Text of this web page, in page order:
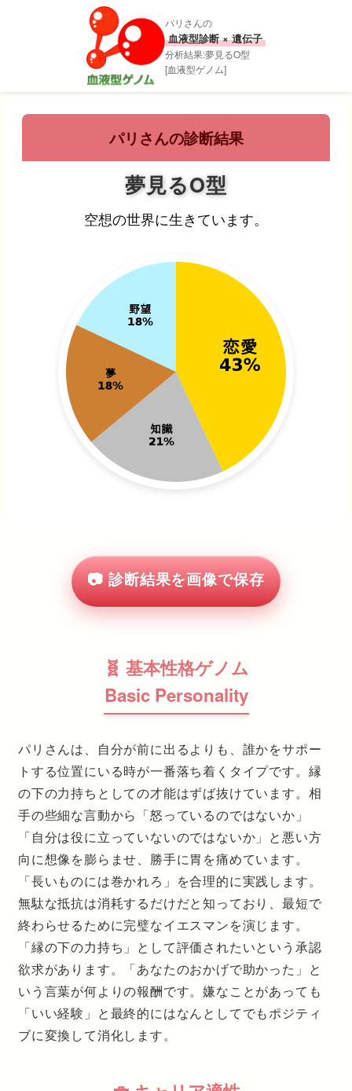
パリさんの
血液型診断 × 遺伝子
分析結果:夢見るO型
[血液型ゲノム]
パリさんの診断結果
夢見るO型
空想の世界に生きています。
📷 診断結果を画像で保存
🧬 基本性格ゲノム
Basic Personality
パリさんは、自分が前に出るよりも、誰かをサポー
トする位置にいる時が一番落ち着くタイプです。縁
の下の力持ちとしての才能はずば抜けています。相
手の些細な言動から「怒っているのではないか」
「自分は役に立っていないのではないか」と悪い方
向に想像を膨らませ、勝手に胃を痛めています。
「長いものには巻かれろ」を合理的に実践します。
無駄な抵抗は消耗するだけだと知っており、最短で
終わらせるために完璧なイエスマンを演じます。
「縁の下の力持ち」として評価されたいという承認
欲求があります。「あなたのおかげで助かった」と
いう言葉が何よりの報酬です。嫌なことがあっても
「いい経験」と最終的にはなんとしてでもポジティ
ブに変換して消化します。